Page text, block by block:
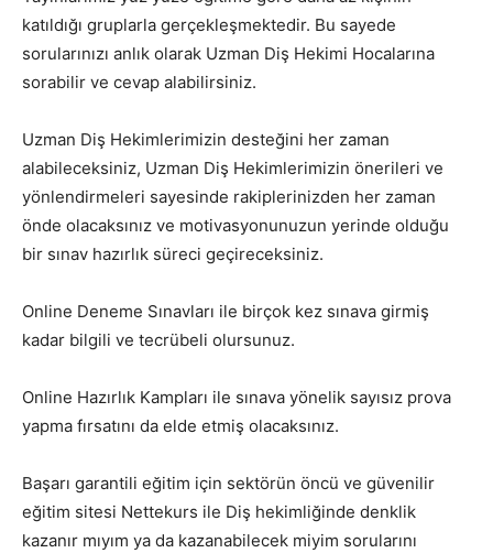
katıldığı gruplarla gerçekleşmektedir. Bu sayede
sorularınızı anlık olarak Uzman Diş Hekimi Hocalarına
sorabilir ve cevap alabilirsiniz.
Uzman Diş Hekimlerimizin desteğini her zaman
alabileceksiniz, Uzman Diş Hekimlerimizin önerileri ve
yönlendirmeleri sayesinde rakiplerinizden her zaman
önde olacaksınız ve motivasyonunuzun yerinde olduğu
bir sınav hazırlık süreci geçireceksiniz.
Online Deneme Sınavları ile birçok kez sınava girmiş
kadar bilgili ve tecrübeli olursunuz.
Online Hazırlık Kampları ile sınava yönelik sayısız prova
yapma fırsatını da elde etmiş olacaksınız.
Başarı garantili eğitim için sektörün öncü ve güvenilir
eğitim sitesi Nettekurs ile Diş hekimliğinde denklik
kazanır mıyım ya da kazanabilecek miyim sorularını